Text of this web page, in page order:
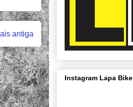
antiga
Instagram Lapa Bike